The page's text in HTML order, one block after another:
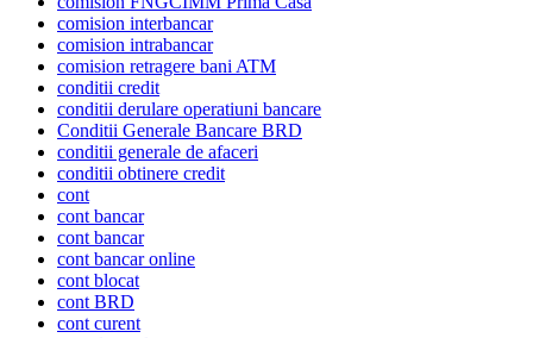
comision interbancar
comision intrabancar
comision retragere bani ATM
conditii credit
conditii derulare operatiuni bancare
Conditii Generale Bancare BRD
conditii generale de afaceri
conditii obtinere credit
cont
cont bancar
cont bancar
cont bancar online
cont blocat
cont BRD
cont curent